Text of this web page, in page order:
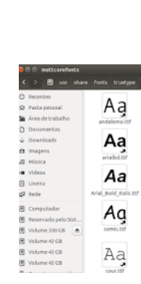
para usuários
sudo apt-get update
get -f dist-upgrade ou
pacotes: $ sudo apt-
Procurar arquivos
Corrigir problemas de
pacotes pendentes e
6- Se o comando